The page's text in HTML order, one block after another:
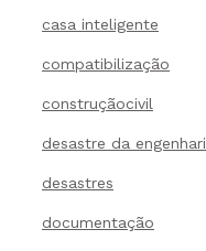
casa inteligente
compatibilização
construçãocivil
desastre da
desastres
documentação